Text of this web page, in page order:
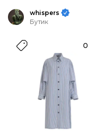
whispers
Бутик
0